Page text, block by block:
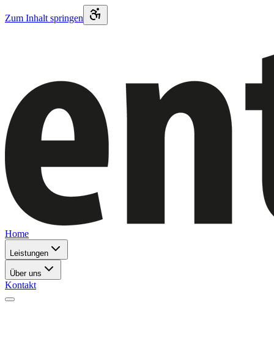
Zum Inhalt springen
Home
Leistungen
Über uns
Kontakt